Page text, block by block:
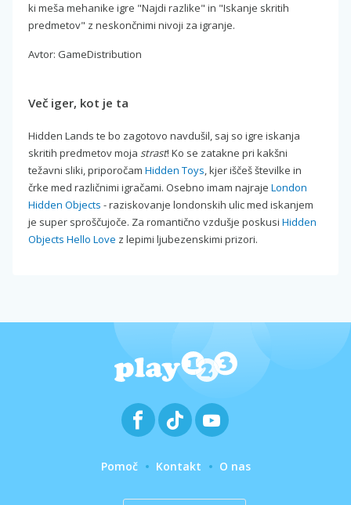
ki meša mehanike igre "Najdi razlike" in "Iskanje skritih
predmetov" z neskončnimi nivoji za igranje.
Avtor: GameDistribution
Več iger, kot je ta
Hidden Lands te bo zagotovo navdušil, saj so igre iskanja
skritih predmetov moja strast! Ko se zatakne pri kakšni
težavni sliki, priporočam Hidden Toys, kjer iščeš številke in
črke med različnimi igračami. Osebno imam najraje London
Hidden Objects - raziskovanje londonskih ulic med iskanjem
je super sproščujoče. Za romantično vzdušje poskusi Hidden
Objects Hello Love z lepimi ljubezenskimi prizori.
Pomoč Kontakt O nas